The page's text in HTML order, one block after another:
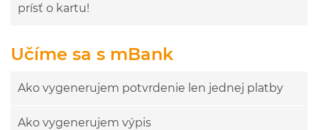
prísť o kartu!
Učíme sa s mBank
Ako vygenerujem potvrdenie len jednej platby
Ako vygenerujem výpis